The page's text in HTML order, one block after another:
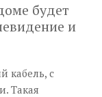
будет
и
кабель, с
Такая